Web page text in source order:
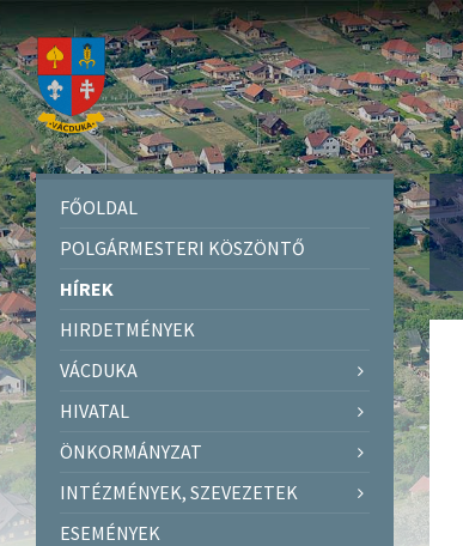
FŐOLDAL
POLGÁRMESTERI KÖSZÖNTŐ
HÍREK
HIRDETMÉNYEK
VÁCDUKA
HIVATAL
ÖNKORMÁNYZAT
INTÉZMÉNYEK, SZEVEZETEK
ESEMÉNYEK